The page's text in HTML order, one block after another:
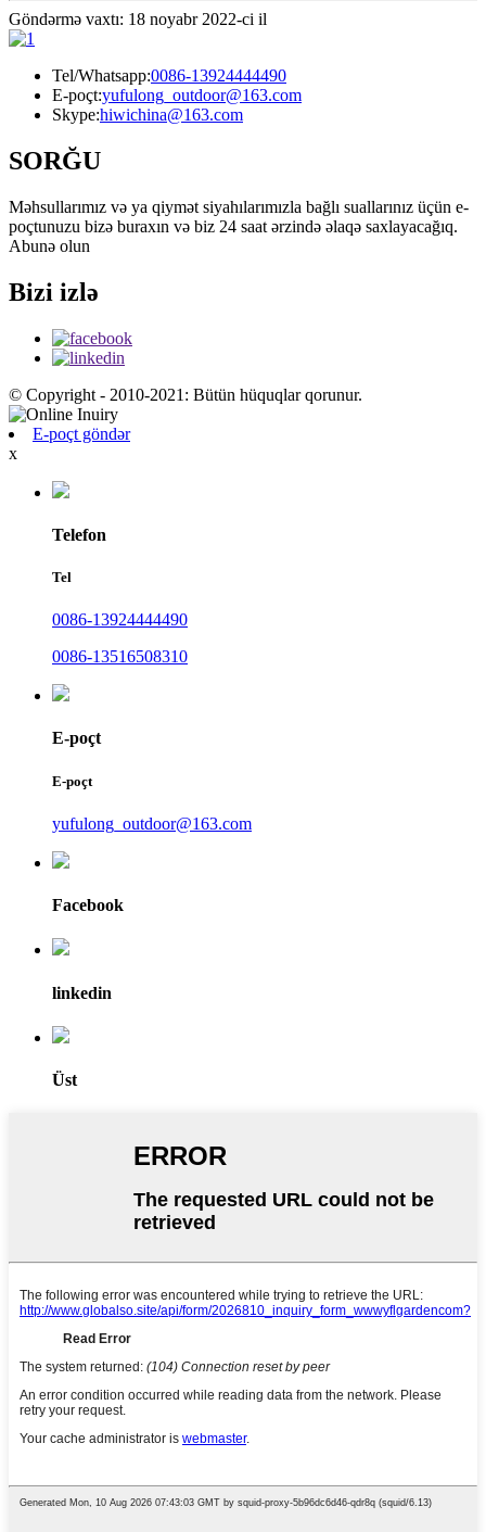
Göndərmə vaxtı: 18 noyabr 2022-ci il
Tel/Whatsapp:0086-13924444490
E-poçt:yufulong_outdoor@163.com
Skype:hiwichina@163.com
SORĞU
Məhsullarımız və ya qiymət siyahılarımızla bağlı suallarınız üçün e-
poçtunuzu bizə buraxın və biz 24 saat ərzində əlaqə saxlayacağıq.
Abunə olun
Bizi izlə
© Copyright - 2010-2021: Bütün hüquqlar qorunur.
E-poçt göndər
x
Telefon
Tel
0086-13924444490
0086-13516508310
E-poçt
E-poçt
yufulong_outdoor@163.com
Facebook
linkedin
Üst